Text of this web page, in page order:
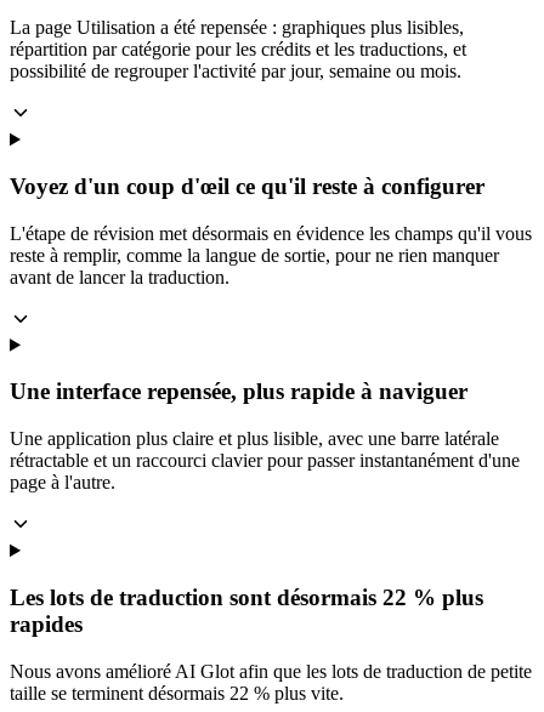
La page Utilisation a été repensée : graphiques plus lisibles,
répartition par catégorie pour les crédits et les traductions, et
possibilité de regrouper l'activité par jour, semaine ou mois.
Voyez d'un coup d'œil ce qu'il reste à configurer
L'étape de révision met désormais en évidence les champs qu'il vous
reste à remplir, comme la langue de sortie, pour ne rien manquer
avant de lancer la traduction.
Une interface repensée, plus rapide à naviguer
Une application plus claire et plus lisible, avec une barre latérale
rétractable et un raccourci clavier pour passer instantanément d'une
page à l'autre.
Les lots de traduction sont désormais 22 % plus
rapides
Nous avons amélioré AI Glot afin que les lots de traduction de petite
taille se terminent désormais 22 % plus vite.